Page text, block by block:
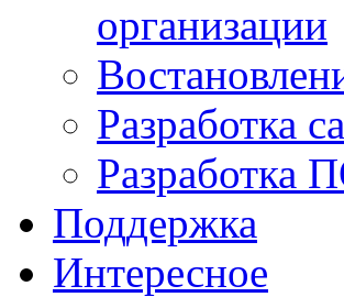
организации
Разработка
Разработка
Поддержка
Интересное